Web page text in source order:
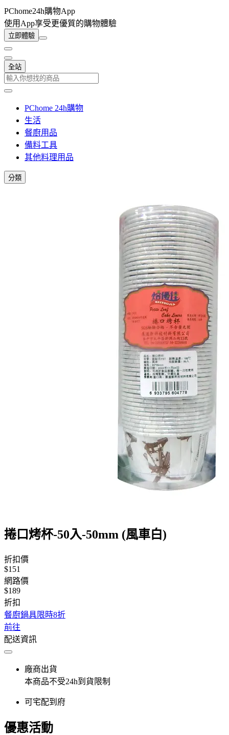
PChome24h購物App
使用App享受更優質的購物體驗
立即體驗
全站
PChome 24h購物
生活
餐廚用品
備料工具
其他料理用品
分類
捲口烤杯-50入-50mm (風車白)
折扣價
$151
網路價
$189
折扣
餐廚鍋具限時8折
前往
配送資訊
廠商出貨
本商品不受24h到貨限制
可宅配到府
優惠活動